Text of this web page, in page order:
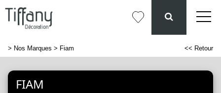
> Nos Marques > Fiam << Retour
FIAM